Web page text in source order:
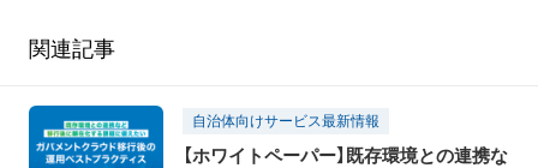
関連記事
自治体向けサービス最新情報
【ホワイトペーパー】既存環境との連携な